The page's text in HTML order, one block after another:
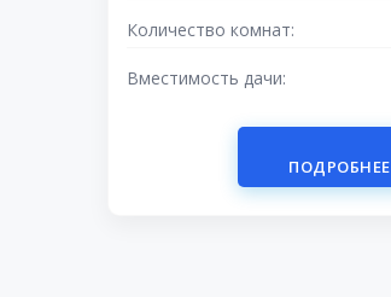
Количество комнат:
Вместимость дачи:
ПОДРОБНЕЕ